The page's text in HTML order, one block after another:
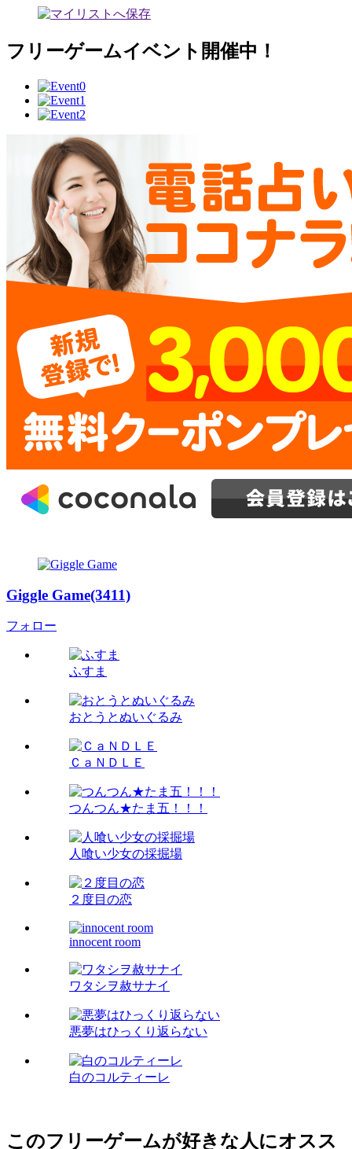
フリーゲームイベント開催中！
Giggle Game(3411)
フォロー
ふすま
おとうとぬいぐるみ
ＣａＮＤＬＥ
つんつん★たま五！！！
人喰い少女の採掘場
２度目の恋
innocent room
ワタシヲ赦サナイ
悪夢はひっくり返らない
白のコルティーレ
このフリーゲームが好きな人にオスス